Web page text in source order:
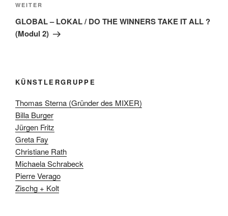
Nächster
Beitrag
WEITER
GLOBAL – LOKAL / DO THE WINNERS TAKE IT ALL ?
(Modul 2)
KÜNSTLERGRUPPE
Thomas Sterna (Gründer des MIXER)
Billa Burger
Jürgen Fritz
Greta Fay
Christiane Rath
Michaela Schrabeck
Pierre Verago
Zischg + Kolt